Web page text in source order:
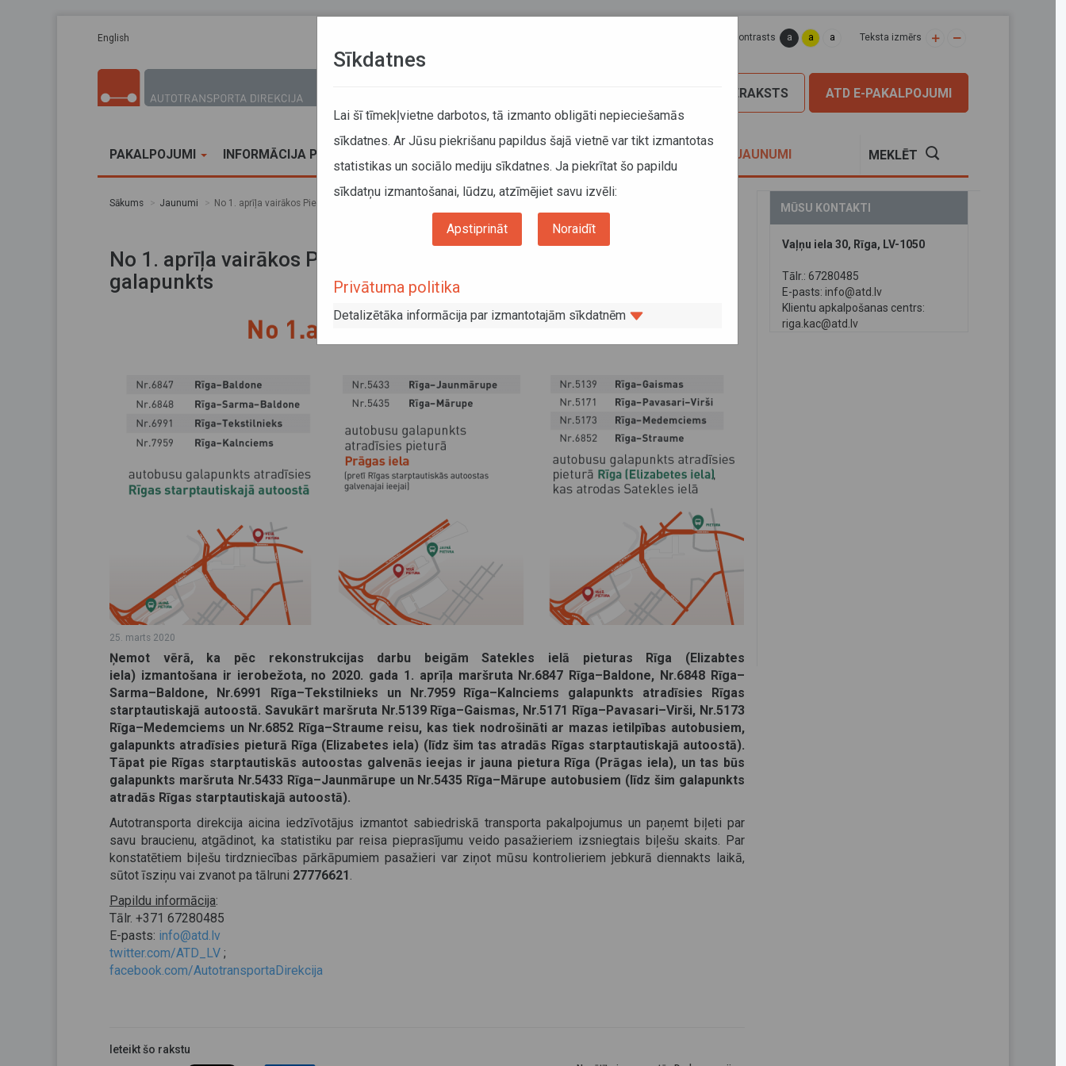
English Lapas kontrasts a a a Teksta izmērs
ATD E-PAKALPOJUMI
PIERAKSTS
PAKALPOJUMI INFORMĀCIJA PĀRVADĀTĀJIEM JAUNUMI MEKLĒT
Sākums Jaunumi No 1. aprīļa vairākos Pierīgas maršrutos autobusiem būs cits galapunkts
No 1. aprīļa vairākos Pierīgas maršrutos autobusiem būs cits
galapunkts
25. marts 2020
Ņemot vērā, ka pēc rekonstrukcijas darbu beigām Satekles ielā pieturas Rīga (Elizabtes
iela) izmantošana ir ierobežota, no 2020. gada 1. aprīļa maršruta Nr.6847 Rīga–Baldone, Nr.6848 Rīga–
Sarma–Baldone, Nr.6991 Rīga–Tekstilnieks un Nr.7959 Rīga–Kalnciems galapunkts atradīsies Rīgas
starptautiskajā autoostā. Savukārt maršruta Nr.5139 Rīga–Gaismas, Nr.5171 Rīga–Pavasari–Virši, Nr.5173
Rīga–Medemciems un Nr.6852 Rīga–Straume reisu, kas tiek nodrošināti ar mazas ietilpības autobusiem,
galapunkts atradīsies pieturā Rīga (Elizabetes iela) (līdz šim tas atradās Rīgas starptautiskajā autoostā).
Tāpat pie Rīgas starptautiskās autoostas galvenās ieejas ir jauna pietura Rīga (Prāgas iela), un tas būs
galapunkts maršruta Nr.5433 Rīga–Jaunmārupe un Nr.5435 Rīga–Mārupe autobusiem (līdz šim galapunkts
atradās Rīgas starptautiskajā autoostā).
Autotransporta direkcija aicina iedzīvotājus izmantot sabiedriskā transporta pakalpojumus un paņemt biļeti par
savu braucienu, atgādinot, ka statistiku par reisa pieprasījumu veido pasažieriem izsniegtais biļešu skaits. Par
konstatētiem biļešu tirdzniecības pārkāpumiem pasažieri var ziņot mūsu kontrolieriem jebkurā diennakts laikā,
sūtot īsziņu vai zvanot pa tālruni 27776621.
Papildu informācija:
Tālr. +371 67280485
E-pasts: info@atd.lv
twitter.com/ATD_LV ;
facebook.com/AutotransportaDirekcija
Ieteikt šo rakstu
MŪSU KONTAKTI
Vaļņu iela 30, Rīga, LV-1050
Tālr.: 67280485
E-pasts: info@atd.lv
Klientu apkalpošanas centrs:
riga.kac@atd.lv
Sīkdatnes
Lai šī tīmekļvietne darbotos, tā izmanto obligāti nepieciešamās
sīkdatnes. Ar Jūsu piekrišanu papildus šajā vietnē var tikt izmantotas
statistikas un sociālo mediju sīkdatnes. Ja piekrītat šo papildu
sīkdatņu izmantošanai, lūdzu, atzīmējiet savu izvēli:
Apstiprināt Noraidīt
Privātuma politika
Detalizētāka informācija par izmantotajām sīkdatnēm